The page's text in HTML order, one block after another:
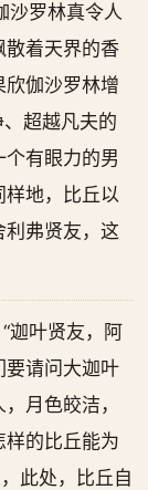
沙罗林真令人
散着天界的香
伽沙罗林增
、超越凡夫的
有眼力的男
地，比丘以
弗贤友，这
迦叶贤友，阿
要请问大迦叶
月色皎洁，
的比丘能为
此处，比丘自